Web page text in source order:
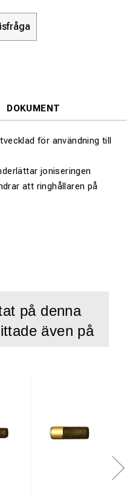
DOKUMENT
för användning till
joniseringen
att ringhållaren på
på denna
även på